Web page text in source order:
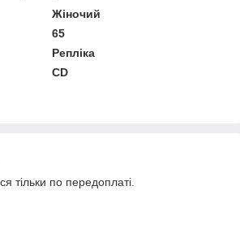
Жіночий
65
Репліка
CD
тільки по передоплаті.